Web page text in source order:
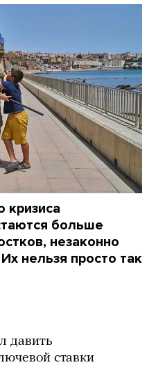
кризиса
больше
незаконно
нельзя просто так
давить
ставки